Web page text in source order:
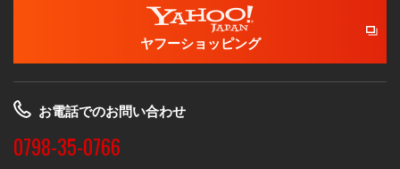
ヤフーショッピング
お電話でのお問い合わせ
0798-35-0766